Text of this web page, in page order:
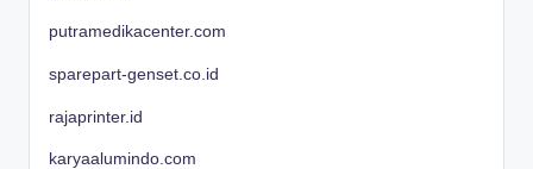
putramedikacenter.com
sparepart-genset.co.id
rajaprinter.id
karyaalumindo.com